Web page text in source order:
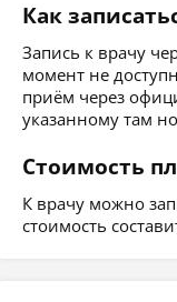
Как
Запись к врачу
момент не
приём через
указанному там
Стоимость
К врачу можно
стоимость